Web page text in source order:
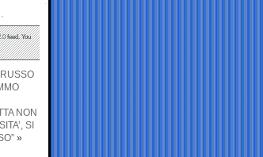
feed. You
NON
SI
»